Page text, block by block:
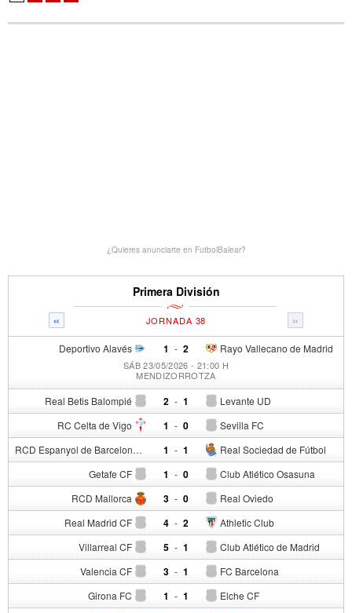
¿Quieres anunciarte en FutbolBalear?
Primera División
« »
JORNADA 38
Deportivo Alavés 1 - Rayo Vallecano de Madrid
2
SÁB 23/05/2026 - 21:00 H
MENDIZORROTZA
Real Betis Balompié 2 - Levante UD
1
RC Celta de Vigo 1 - Sevilla FC
0
RCD Espanyol de Barcelona 1 - Real Sociedad de Fútbol
1
Getafe CF 1 - Club Atlético Osasuna
0
RCD Mallorca 3 - Real Oviedo
0
Real Madrid CF 4 - Athletic Club
2
Villarreal CF 5 - Club Atlético de Madrid
1
Valencia CF 3 - FC Barcelona
1
Girona FC 1 - Elche CF
1